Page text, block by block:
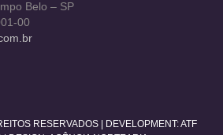
Belo – SP
00
RESERVADOS | DEVELOPMENT:ATF